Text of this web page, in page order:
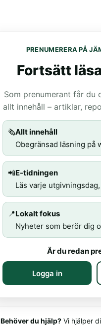
PRENUMERERA PÅ
Fortsätt
Som prenumerant får du
allt innehåll – artiklar,
🗞️Allt innehåll
Obegränsad läsning på
📲E-tidningen
Läs varje
📍Lokalt fokus
Nyheter som berör dig
Är du redan
Logga in
Behöver du hjälp? Vi hjälper